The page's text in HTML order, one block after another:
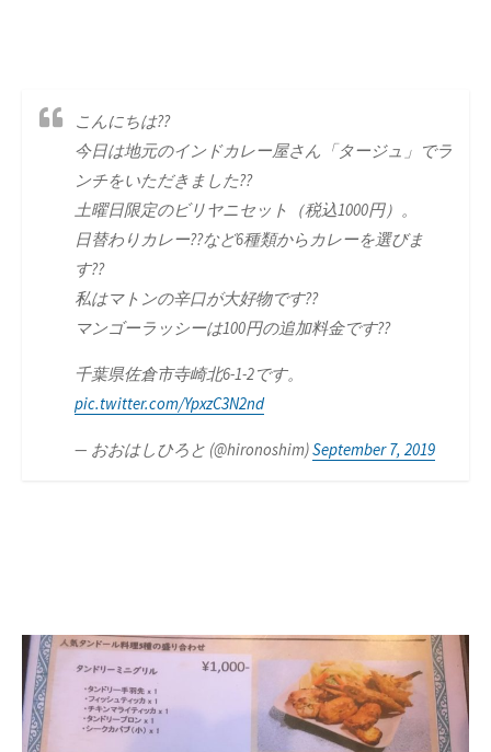
こんにちは??
今日は地元のインドカレー屋さん「タージュ」でラ
ンチをいただきました??
土曜日限定のビリヤニセット（税込1000円）。
日替わりカレー??など6種類からカレーを選びま
す??
私はマトンの辛口が大好物です??
マンゴーラッシーは100円の追加料金です??
千葉県佐倉市寺崎北6-1-2です。
pic.twitter.com/YpxzC3N2nd
— おおはしひろと (@hironoshim)September 7, 2019